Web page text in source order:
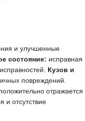
и улучшенные
состояние: исправная
Кузов и
повреждений.
отражается
и отсутствие